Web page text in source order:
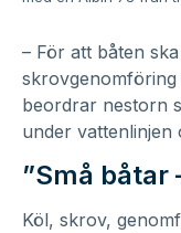
– För att båten
skrovgenomföring
beordrar nestorn
under
”Små båtar
Köl, skrov,